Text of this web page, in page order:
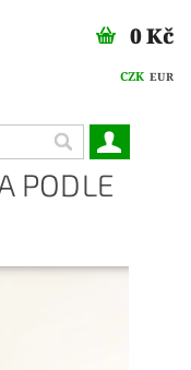
CZK EUR
0 Kč
PODLE